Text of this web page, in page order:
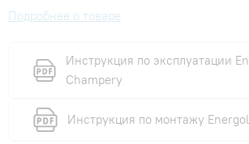
Подробнее о товаре
Инструкция по эксплуатации
Champery
Инструкция по монтажу